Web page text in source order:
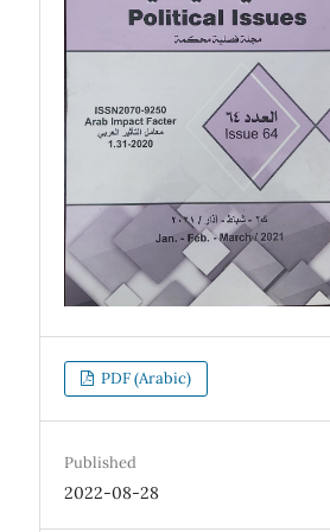
PDF (Arabic)
Published
2022-08-28